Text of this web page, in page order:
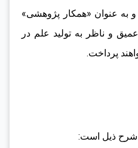
به عنوان «همکار پژوهشی»
و ناظر به تولید علم در
پرداخت.
شرح ذیل است: